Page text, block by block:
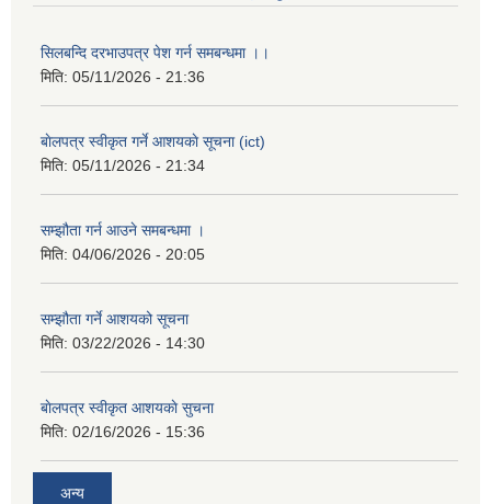
सिलबन्दि दरभाउपत्र पेश गर्न समबन्धमा ।।
मिति: 05/11/2026 - 21:36
बाेलपत्र स्वीकृत गर्ने आशयकाे सूचना (ict)
मिति: 05/11/2026 - 21:34
सम्झौता गर्न आउने समबन्धमा ।
मिति: 04/06/2026 - 20:05
सम्झौता गर्ने आशयको सूचना
मिति: 03/22/2026 - 14:30
बाेलपत्र स्वीकृत आशयकाे सुचना
मिति: 02/16/2026 - 15:36
अन्य